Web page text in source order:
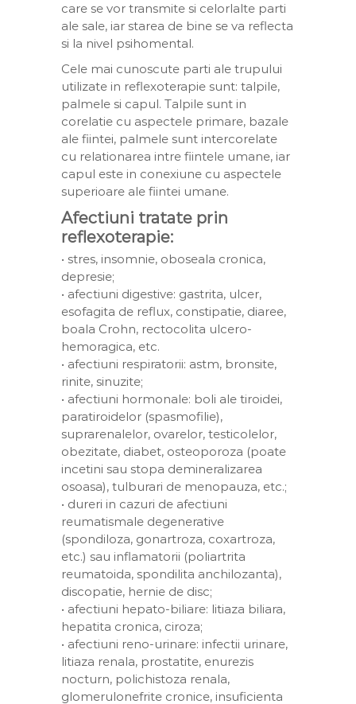
care se vor transmite si celorlalte parti
ale sale, iar starea de bine se va reflecta
si la nivel psihomental.
Cele mai cunoscute parti ale trupului
utilizate in reflexoterapie sunt: talpile,
palmele si capul. Talpile sunt in
corelatie cu aspectele primare, bazale
ale fiintei, palmele sunt intercorelate
cu relationarea intre fiintele umane, iar
capul este in conexiune cu aspectele
superioare ale fiintei umane.
Afectiuni tratate prin
reflexoterapie:
• stres, insomnie, oboseala cronica,
depresie;
• afectiuni digestive: gastrita, ulcer,
esofagita de reflux, constipatie, diaree,
boala Crohn, rectocolita ulcero-
hemoragica, etc.
• afectiuni respiratorii: astm, bronsite,
rinite, sinuzite;
• afectiuni hormonale: boli ale tiroidei,
paratiroidelor (spasmofilie),
suprarenalelor, ovarelor, testicolelor,
obezitate, diabet, osteoporoza (poate
incetini sau stopa demineralizarea
osoasa), tulburari de menopauza, etc.;
• dureri in cazuri de afectiuni
reumatismale degenerative
(spondiloza, gonartroza, coxartroza,
etc.) sau inflamatorii (poliartrita
reumatoida, spondilita anchilozanta),
discopatie, hernie de disc;
• afectiuni hepato-biliare: litiaza biliara,
hepatita cronica, ciroza;
• afectiuni reno-urinare: infectii urinare,
litiaza renala, prostatite, enurezis
nocturn, polichistoza renala,
glomerulonefrite cronice, insuficienta